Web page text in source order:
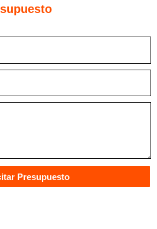
Presupuesto